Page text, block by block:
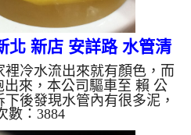
北 新店 安詳路 水管清
洗 )冷水流出來就有顏色，而
來，本公司驅車至 賴 公
後發現水管內有很多泥，
清洗機，注入 檸檬酸 至水
水管清洗機 ，開啟 微氣
數：3884